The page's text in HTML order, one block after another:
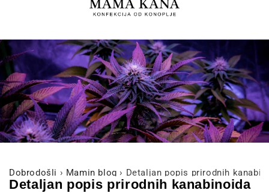
Dobrodošli › Mamin blog › Detaljan popis prirodnih
Detaljan popis prirodnih kanabinoida